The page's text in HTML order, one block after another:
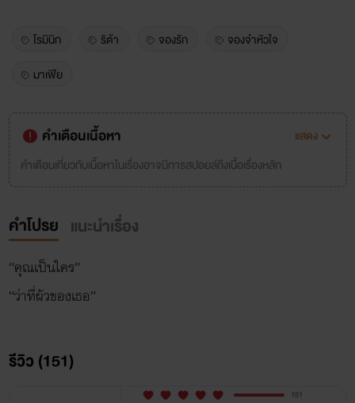
โรมินิก ริต้า จองรัก
จองจำหัวใจ
มาเฟีย
คำเตือนเนื้อหา
แสดง
คำเตือนเกี่ยวกับเนื้อหาในเรื่องอาจมีการสปอยล์ถึงเนื้อเรื่องหลัก
คำโปรย แนะนำเรื่อง
“คุณเป็นใคร”
“ว่าที่ผัวของเธอ”
รีวิว (151)
151